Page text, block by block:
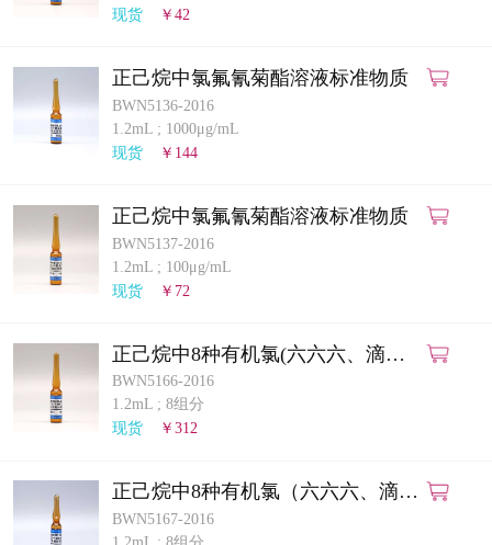
现货
￥42
正己烷中氯氟氰菊酯溶液标准物质
BWN5136-2016
1.2mL ; 1000μg/mL
现货
￥144
正己烷中氯氟氰菊酯溶液标准物质
BWN5137-2016
1.2mL ; 100μg/mL
现货
￥72
正己烷中8种有机氯(六六六、滴滴
涕)混合溶液标准物质
BWN5166-2016
1.2mL ; 8组分
现货
￥312
正己烷中8种有机氯（六六六、滴滴
涕）混合溶液标准物质
BWN5167-2016